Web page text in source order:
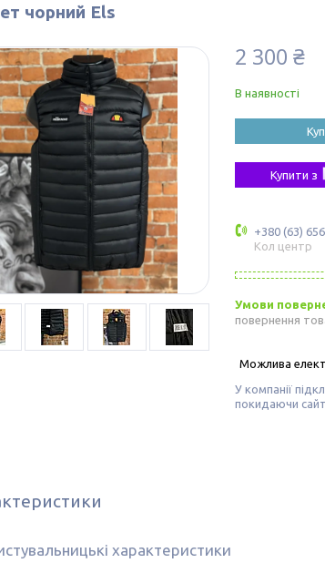
чорний Els
2 300 ₴
В наявності
Купити з
+380 (63)
Кол центр
повернення
У компанії
покидаючи
характеристики